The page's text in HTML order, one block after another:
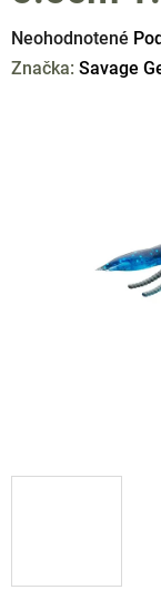
Priemerné
hodnotenie
Neohodnotené
Značka: Savage